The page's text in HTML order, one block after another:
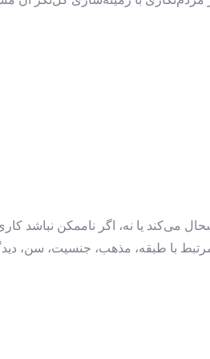
می‌کند یا نه، اگر ناممکن نباشد
با طبقه، مذهب، جنسیت، سن،